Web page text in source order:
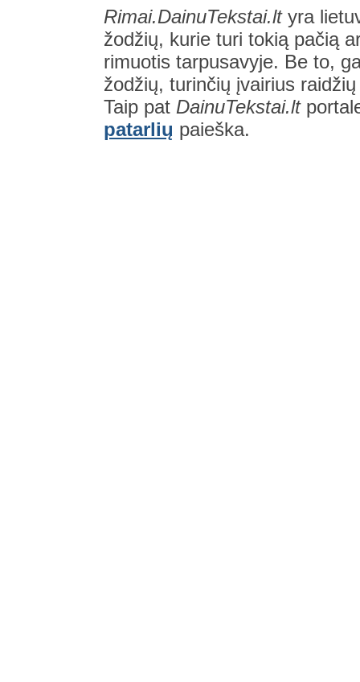
Rimai.DainuTekstai.ltyra
žodžių, kurie turi tokią pačią
rimuotis tarpusavyje. Be to,
žodžių, turinčių įvairius
Taip pat DainuTekstai.lt
patarlių paieška.